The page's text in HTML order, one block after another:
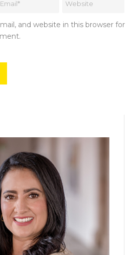
and website in this browser for